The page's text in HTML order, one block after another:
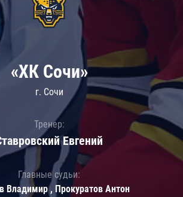
«ХК Сочи»
г. Сочи
Тренер:
Евгений
Главные судьи:
Владимир , Прокуратов Антон